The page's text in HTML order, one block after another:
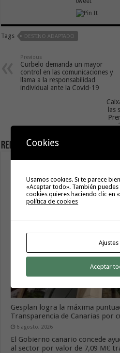
Tags DESTINO ADAPTADO
Previous
Curbelo demanda un mayor
control en las comunicaciones y
llama a la responsabilidad
individual ante la Covid-19
las
Related Articles
7 agosto, 2026
Gesplan logra la máxima
Transparencia de Canarias por
6 agosto, 2026
El Gobierno canario concede
al sector por valor de 7,09 M€
Cookies
Usamos cookies. Si te parece
«Aceptar todo». También
cookies quieres haciendo clic en
política de cookies
Ajustes
Aceptar